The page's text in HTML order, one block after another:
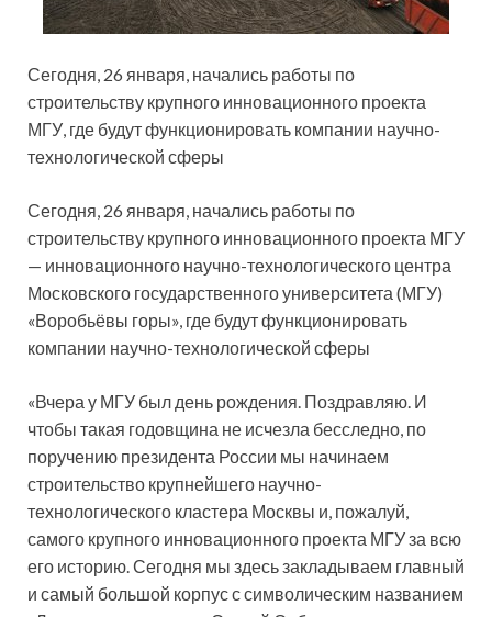
Сегодня, 26 января, начались работы по
строительству крупного инновационного проекта
МГУ, где будут функционировать компании научно-
технологической сферы
Сегодня, 26 января, начались работы по
строительству крупного инновационного проекта МГУ
— инновационного научно-технологического центра
Московского государственного университета (МГУ)
«Воробьёвы горы», где будут функционировать
компании научно-технологической сферы
«Вчера у МГУ был день рождения. Поздравляю. И
чтобы такая годовщина не исчезла бесследно, по
поручению президента России мы начинаем
строительство крупнейшего научно-
технологического кластера Москвы и, пожалуй,
самого крупного инновационного проекта МГУ за всю
его историю. Сегодня мы здесь закладываем главный
и самый большой корпус с символическим названием